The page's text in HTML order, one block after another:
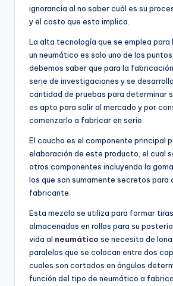
ignorancia al no saber cuál es su
y el costo que esto implica.
La alta tecnología que se emplea para
un neumático es solo uno de los
debemos saber que para la
serie de investigaciones y se
cantidad de pruebas para determinar
es apto para salir al mercado y por
comenzarlo a fabricar en serie.
El caucho es el componente principal
elaboración de este producto, el cual
otros componentes incluyendo la
los que son sumamente secretos para
fabricante.
Esta mezcla se utiliza para formar
almacenadas en rollos para su
vida al neumático se necesita de
paralelos que se colocan entre dos
cuales son cortados en ángulos
función del tipo de neumático a